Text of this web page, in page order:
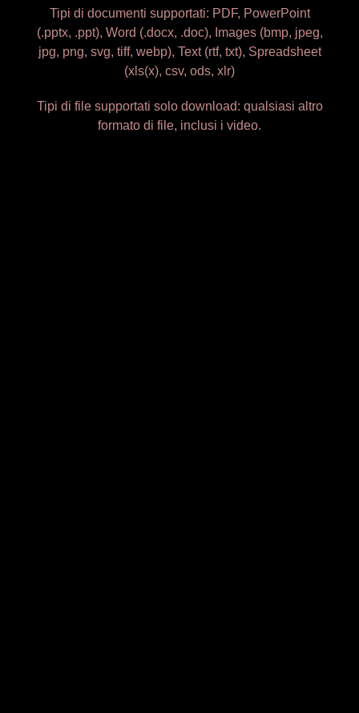
Tipi di documenti supportati: PDF, PowerPoint
(.pptx, .ppt), Word (.docx, .doc), Images (bmp, jpeg,
jpg, png, svg, tiff, webp), Text (rtf, txt), Spreadsheet
(xls(x), csv, ods, xlr)
Tipi di file supportati solo download: qualsiasi altro
formato di file, inclusi i video.